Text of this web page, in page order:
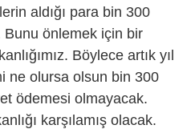
aldığı para bin 300
Bunu önlemek için bir
Böylece artık yıl
ne olursa olsun bin 300
ödemesi olmayacak.
karşılamış olacak.